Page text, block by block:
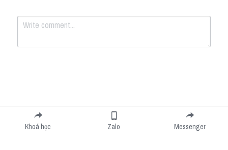
Submit
Khoá học Zalo Messenger